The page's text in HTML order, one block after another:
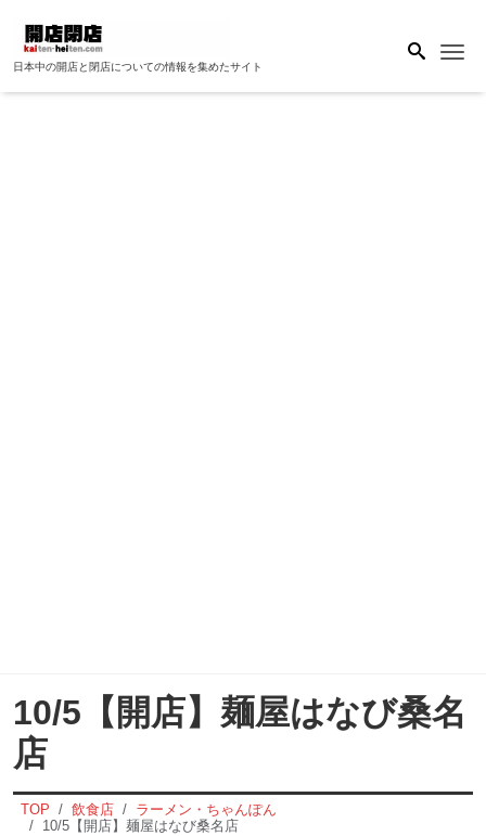
日本中の開店と閉店についての情報を集めたサイト
10/5【開店】麺屋はなび桑名
店
TOP 飲食店
ラーメン・ちゃんぽん
10/5【開店】麺屋はなび桑名店